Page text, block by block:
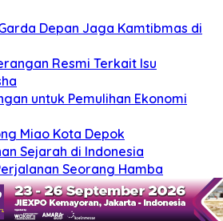
Depan Jaga Kamtibmas di
Resmi Terkait Isu
untuk Pemulihan Ekonomi
Miao Kota Depok
Sejarah di Indonesia
Seorang Hamba